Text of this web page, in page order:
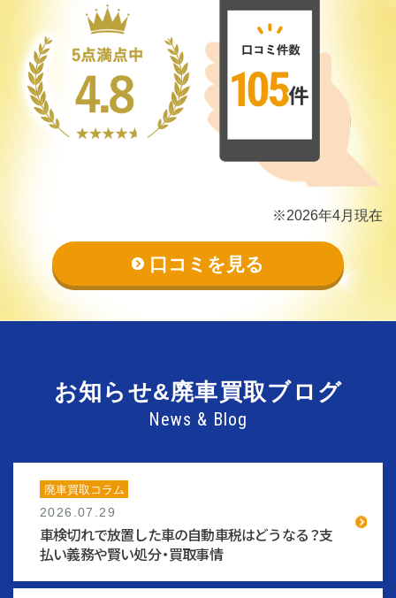
※2026年4月現在
口コミを見る
お知らせ&廃車買取ブログ
News & Blog
廃車買取コラム
2026.07.29
車検切れで放置した車の自動車税はどうなる？支
払い義務や賢い処分・買取事情